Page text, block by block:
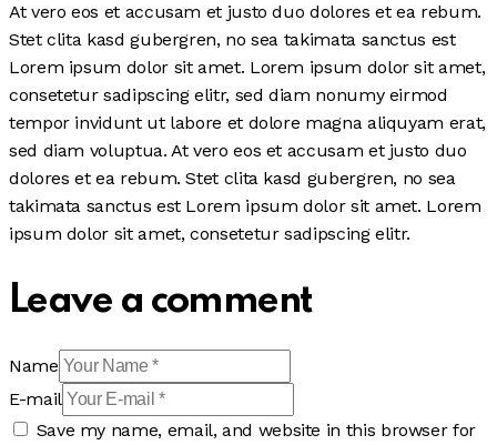
At vero eos et accusam et justo duo dolores et ea rebum.
Stet clita kasd gubergren, no sea takimata sanctus est
Lorem ipsum dolor sit amet. Lorem ipsum dolor sit amet,
consetetur sadipscing elitr, sed diam nonumy eirmod
tempor invidunt ut labore et dolore magna aliquyam erat,
sed diam voluptua. At vero eos et accusam et justo duo
dolores et ea rebum. Stet clita kasd gubergren, no sea
takimata sanctus est Lorem ipsum dolor sit amet. Lorem
ipsum dolor sit amet, consetetur sadipscing elitr.
Leave a comment
Name
E-mail
Save my name, email, and website in this browser for